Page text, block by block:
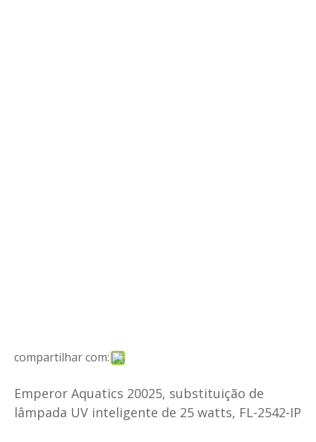
compartilhar com:
Emperor Aquatics 20025, substituição de
lâmpada UV inteligente de 25 watts, FL-2542-IP